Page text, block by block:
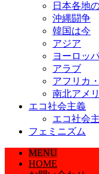
日本各地
沖縄闘争
韓国は今
アジア
ヨーロッ
アラブ
アフリカ
南北アメ
エコ社会主義
エコ社会
フェミニズム
MENU
HOME